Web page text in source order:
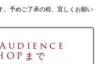
。予めご了承の程、宜しくお願い
Audience
まで